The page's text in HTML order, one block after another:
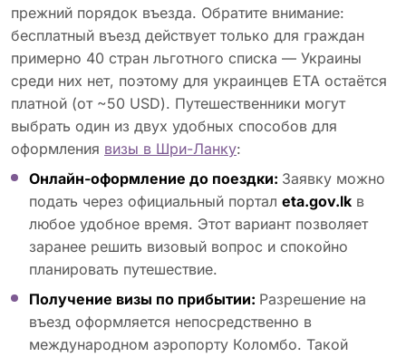
прежний порядок въезда. Обратите внимание:
бесплатный въезд действует только для граждан
примерно 40 стран льготного списка — Украины
среди них нет, поэтому для украинцев ETA остаётся
платной (от ~50 USD). Путешественники могут
выбрать один из двух удобных способов для
оформления визы в Шри-Ланку:
Онлайн-оформление до поездки: Заявку можно
подать через официальный портал eta.gov.lk в
любое удобное время. Этот вариант позволяет
заранее решить визовый вопрос и спокойно
планировать путешествие.
Получение визы по прибытии: Разрешение на
въезд оформляется непосредственно в
международном аэропорту Коломбо. Такой